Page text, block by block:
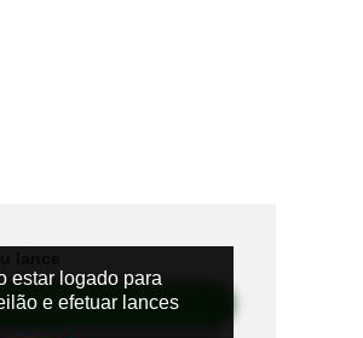
Lance
estar logado para
e efetuar lances